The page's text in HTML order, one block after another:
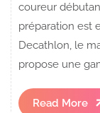
coureur
préparation est
Decathlon, le
propose une
Read More